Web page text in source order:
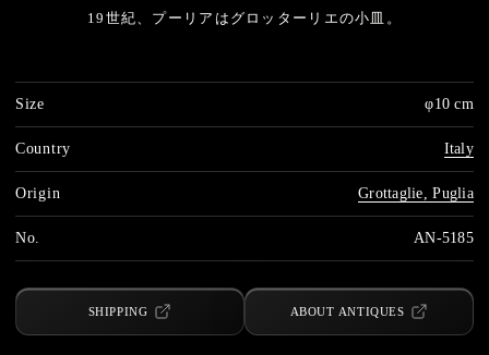
19世紀、プーリアはグロッターリエの小皿。
Size φ10 cm
Country Italy
Origin Grottaglie, Puglia
No. AN-5185
SHIPPING ABOUT ANTIQUES